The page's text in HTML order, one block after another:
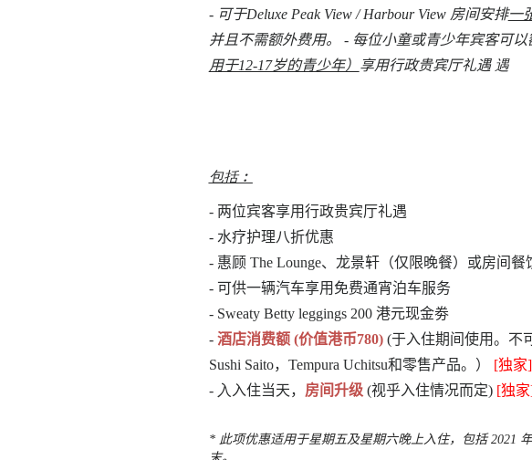
- 可于Deluxe Peak View / Harbour View 房间安排一
并且不需额外费用。 - 每位小童或青少年宾客可
用于12-17岁的青少年） 享用行政贵宾厅礼遇 遇
包括︰
- 两位宾客享用行政贵宾厅礼遇
- 水疗护理八折优惠
- 惠顾 The Lounge、龙景轩（仅限晚餐）或房间
- 可供一辆汽车享用免费通宵泊车服务
- Sweaty Betty leggings 200 港元现金劵
- 酒店消费额 (价值港币780) (于入住期间使用。不
Sushi Saito，Tempura Uchitsu和零售产品。）
[独家]
- 入 入住当天， 房间升级 (视乎入住情况而定)[独家
* 此项优惠适用于星期五及星期六晚上入住，包括 2021